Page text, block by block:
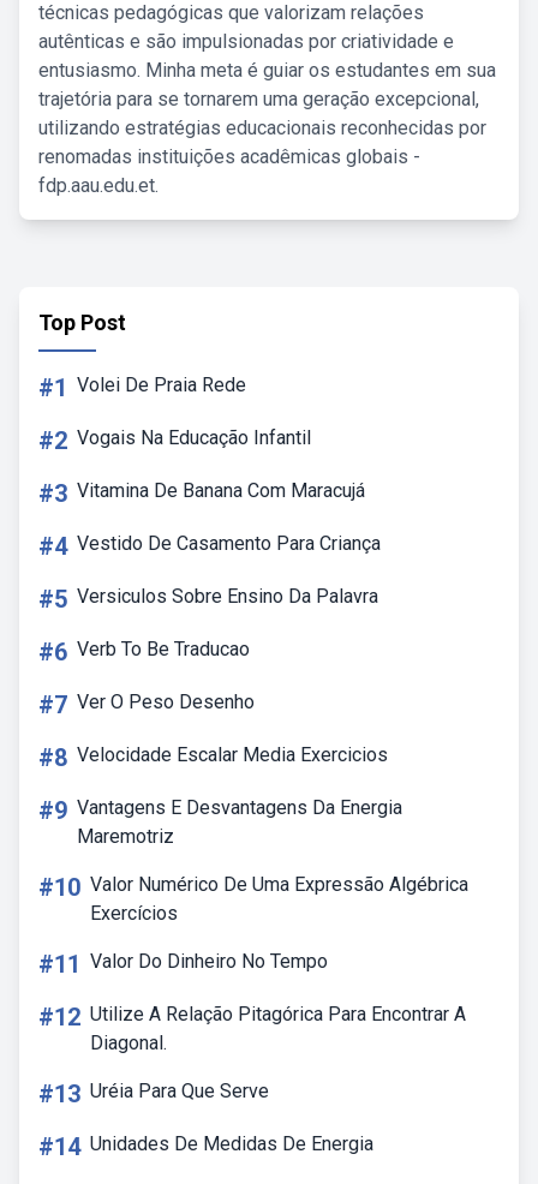
técnicas pedagógicas que valorizam relações
autênticas e são impulsionadas por criatividade e
entusiasmo. Minha meta é guiar os estudantes em sua
trajetória para se tornarem uma geração excepcional,
utilizando estratégias educacionais reconhecidas por
renomadas instituições acadêmicas globais -
fdp.aau.edu.et.
Top Post
#1 Volei De Praia Rede
#2 Vogais Na Educação Infantil
#3 Vitamina De Banana Com Maracujá
#4 Vestido De Casamento Para Criança
#5 Versiculos Sobre Ensino Da Palavra
#6 Verb To Be Traducao
#7 Ver O Peso Desenho
#8 Velocidade Escalar Media Exercicios
#9 Vantagens E Desvantagens Da Energia
Maremotriz
#10 Valor Numérico De Uma Expressão Algébrica
Exercícios
#11 Valor Do Dinheiro No Tempo
#12 Utilize A Relação Pitagórica Para Encontrar A
Diagonal.
#13 Uréia Para Que Serve
#14 Unidades De Medidas De Energia